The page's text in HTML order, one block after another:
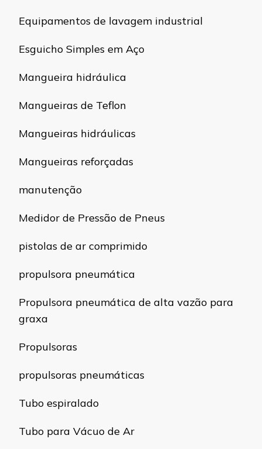
Equipamentos de lavagem industrial
Esguicho Simples em Aço
Mangueira hidráulica
Mangueiras de Teflon
Mangueiras hidráulicas
Mangueiras reforçadas
manutenção
Medidor de Pressão de Pneus
pistolas de ar comprimido
propulsora pneumática
Propulsora pneumática de alta vazão para
graxa
Propulsoras
propulsoras pneumáticas
Tubo espiralado
Tubo para Vácuo de Ar